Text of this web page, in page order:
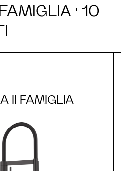
· 10
II FAMIGLIA